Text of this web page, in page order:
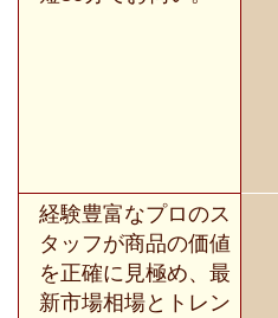
経験豊富なプロのス
タッフが商品の価値
を正確に見極め、最
新市場相場とトレン